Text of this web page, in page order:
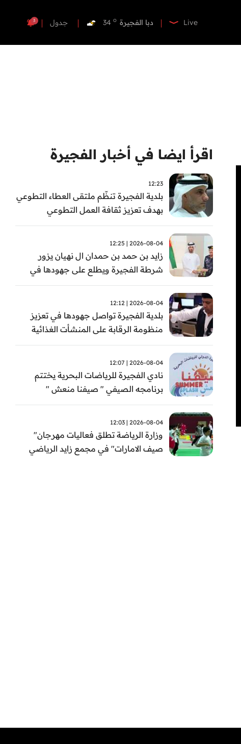
Live دبا الفجيرة 34 o جدول 3
اقرأ ايضا في أخبار الفجيرة
12:23
بلدية الفجيرة تنظّم ملتقى العطاء التطوعي
بهدف تعزيز ثقافة العمل التطوعي
2026-08-04 | 12:25
زايد بن حمد بن حمدان ال نهيان يزور
شرطة الفجيرة ويطلع على جهودها في
مكافحة المخدرات
2026-08-04 | 12:12
بلدية الفجيرة تواصل جهودها في تعزيز
منظومة الرقابة على المنشأت الغذائية
والصحية
2026-08-04 | 12:07
نادي الفجيرة للرياضات البحرية يختتم
برنامجه الصيفي " صيفنا منعش "
2026-08-04 | 12:03
وزارة الرياضة تطلق فعاليات مهرجان"
صيف الامارات" في مجمع زايد الرياضي